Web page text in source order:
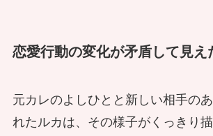
恋愛行動の変化が矛盾して見え
元カレのよしひとと新しい相手の
れたルカは、その様子がくっきり描